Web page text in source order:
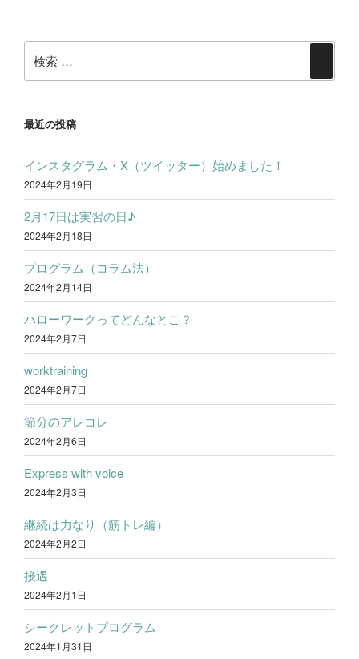
ン
索:
索
最近の投稿
インスタグラム・X（ツイッター）始めました！
2024年2月19日
2月17日は実習の日♪
2024年2月18日
プログラム（コラム法）
2024年2月14日
ハローワークってどんなとこ？
2024年2月7日
worktraining
2024年2月7日
節分のアレコレ
2024年2月6日
Express with voice
2024年2月3日
継続は力なり（筋トレ編）
2024年2月2日
接遇
2024年2月1日
シークレットプログラム
2024年1月31日